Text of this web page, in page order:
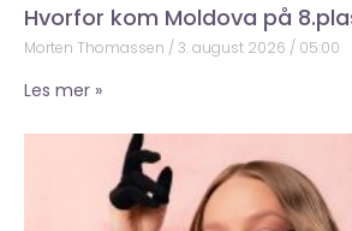
Hvorfor kom Moldova på
Morten Thomassen 3. august 2026 05:00
Les mer »